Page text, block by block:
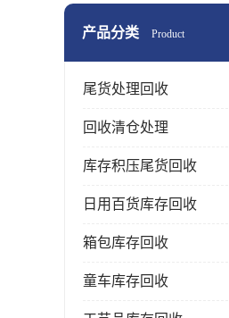
产品分类 Product
尾货处理回收
回收清仓处理
库存积压尾货回收
日用百货库存回收
箱包库存回收
童车库存回收